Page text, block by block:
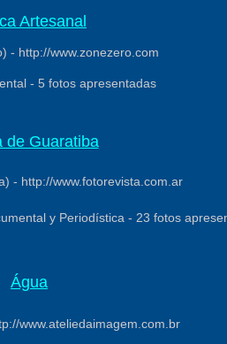
Artesanal
- http://www.zonezero.com
- 5 fotos apresentadas
de Guaratiba
- http://www.fotorevista.com.ar
y Periodística - 23 fotos
Água
www.ateliedaimagem.com.br